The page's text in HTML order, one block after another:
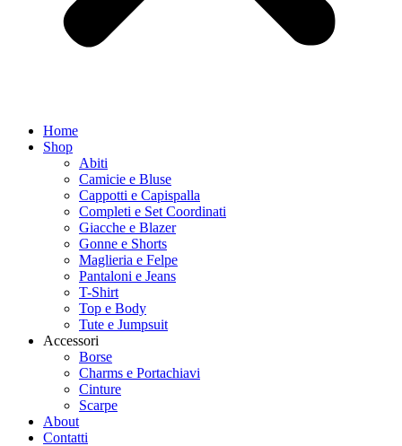
Home
Shop
Abiti
Camicie e Bluse
Cappotti e Capispalla
Completi e Set Coordinati
Giacche e Blazer
Gonne e Shorts
Maglieria e Felpe
Pantaloni e Jeans
T-Shirt
Top e Body
Tute e Jumpsuit
Accessori
Borse
Charms e Portachiavi
Cinture
Scarpe
About
Contatti